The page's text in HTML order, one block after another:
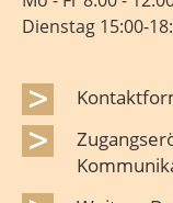
Dienstag 15:00-